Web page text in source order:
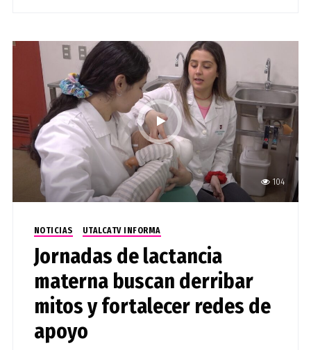
104
NOTICIAS UTALCATV INFORMA
Jornadas de lactancia
materna buscan derribar
mitos y fortalecer redes de
apoyo